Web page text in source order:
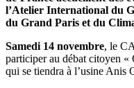
l’Atelier International du
du Grand Paris et du
Samedi 14 novembre, le
participer au débat citoyen «
qui se tiendra à l’usine Anis